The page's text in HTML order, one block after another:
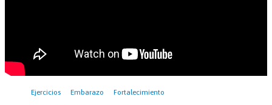
Ejercicios Embarazo Fortalecimiento